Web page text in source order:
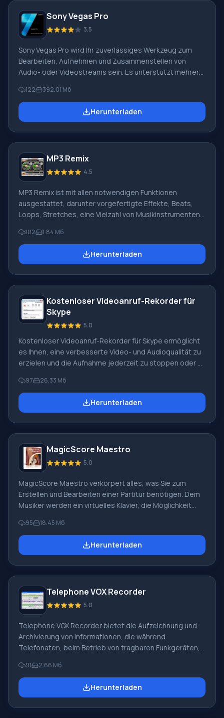
von Musik von veralteten Medien arbeiten. Es bietet ein
leistungsstarkes Werkzeug
Sony Vegas Pro
3.5
Sony Vegas Pro wird Ihr zuverlässiges Werkzeug zum
Bearbeiten, Aufnehmen und Zusammenstellen von
Audio- oder Videostreams sein. Es unterstützt mehrere
Integrierte Musikkompositionswerkzeuge helfen Ihnen,
die Verwendung von Drittanbieteranwendungen zu
vermeiden. Sony Vegas Pro unterstützt auch
122 392.01 Мб
Herunterladen
MP3 Remix
4.5
MP3 Remix ist mit allen notwendigen Funktionen
ausgestattet, darunter vorgefertigte Effekte, Beats,
Loops, Stretches, eine Vielzahl von Musikinstrumenten
Hauptfunktionen von MP3 Remix: Vollständige
Unterstützung für MP3-Dateien, deren Bearbeitung, das
Ausschneiden kurzer Clips, das Anwenden von Effekten
Tempos mit dem Rhythmus der abgespielten
Komposition, wodurch
102 1.84 Мб
Herunterladen
Kostenloser Videoanruf-Rekorder für
Skype
5.0
Kostenloser Videoanruf-Rekorder für Skype ermöglicht
es Ihnen, eine verbesserte Video- und Audioqualität zu
erzielen und die Aufnahme jederzeit zu stoppen oder zu
Modus auswählen, indem Sie das Verzeichnis zum
Speichern des Ergebnisses festlegen. Die
resultierenden Dateien sind dank universeller Formate
Taste, oder drücken Sie Stopp, um die Aufnahme
vollständig zu beenden. Hauptmerkmale F
97 26.33 Мб
Herunterladen
MagicScore Maestro
5.0
MagicScore Maestro verkörpert alles, was Sie zum
Erstellen und Bearbeiten einer Partitur benötigen. Dem
Musiker werden ein virtuelles Klavier, die Möglichkeit
eine breite Palette von Klanganpassungsfunktionen
geboten. Die MagicScore Maestro-Anwendung ist ideal
für Anfänger. Sie verfügt über ein integriertes
Bearbeitungssystem unterstützen
95 18.45 Мб
Herunterladen
Telephone VOX Recorder
5.0
Telephone VOX Recorder bietet die Aufzeichnung und
Archivierung von Informationen, die während
Telefonaten, beim Betrieb von tragbaren Funkgeräten,
Sprachnachrichten entstehen, mit anschließender
Öffnung und Wiedergabe in MP3-Datei. Die
Wiederherstellung der mit Telephone VOX Recorder
91 2.66 Мб
Herunterladen